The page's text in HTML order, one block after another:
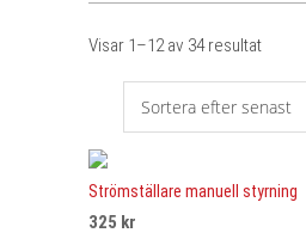
Visar 1–12 av 34 resultatSortera
Strömställare manuell styrning
325 kr